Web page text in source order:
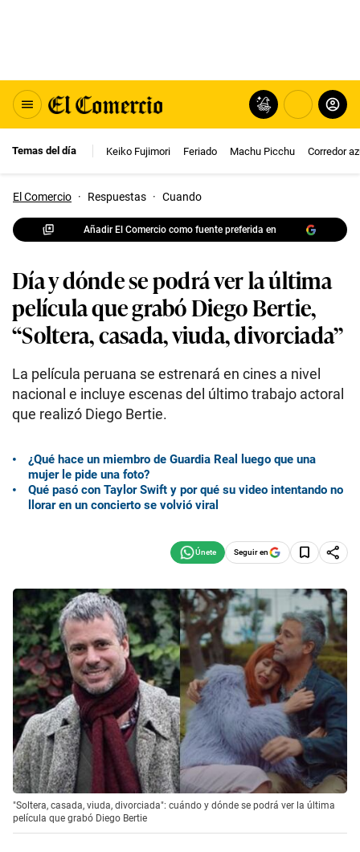
Temas del día Keiko Fujimori Feriado Machu Picchu Corredor
El Comercio · Respuestas · Cuando
Añadir El Comercio como fuente preferida en
Día y dónde se podrá ver la última
película que grabó Diego Bertie,
“Soltera, casada, viuda, divorciada”
La película peruana se estrenará en cines a nivel
nacional e incluye escenas del último trabajo actoral
que realizó Diego Bertie.
¿Qué hace un miembro de Guardia Real luego que una
mujer le pide una foto?
Qué pasó con Taylor Swift y por qué su video intentando no
llorar en un concierto se volvió viral
Seguir en
"Soltera, casada, viuda, divorciada": cuándo y dónde se podrá ver la última
película que grabó Diego Bertie